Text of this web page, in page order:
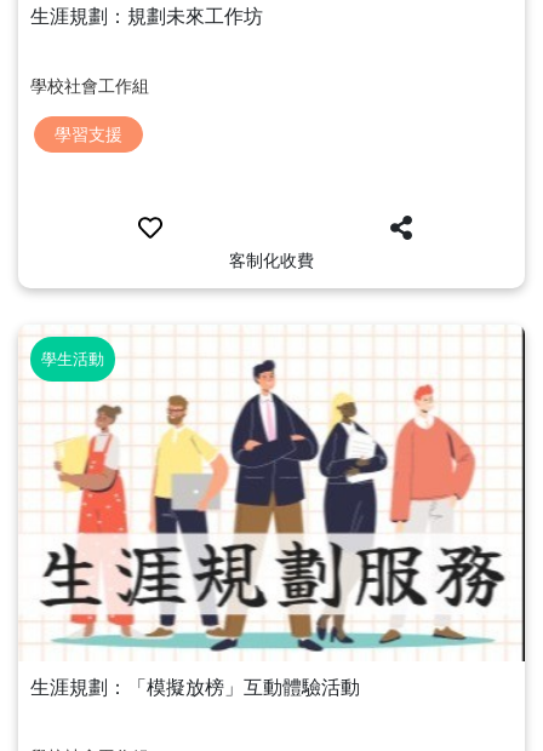
生涯規劃：規劃未來工作坊
學校社會工作組
學習支援
客制化收費
學生活動
生涯規劃：「模擬放榜」互動體驗活動